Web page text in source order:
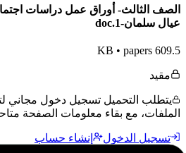
الصف الثالث- أوراق عمل دراسات
عيال سلمان-1.doc
609.5 KB
• papers
مقيد
يتطلب التحميل تسجيل دخول مجاني
الملفات، مع بقاء معلومات الصفحة
تسجيل الدخول إنشاء حساب